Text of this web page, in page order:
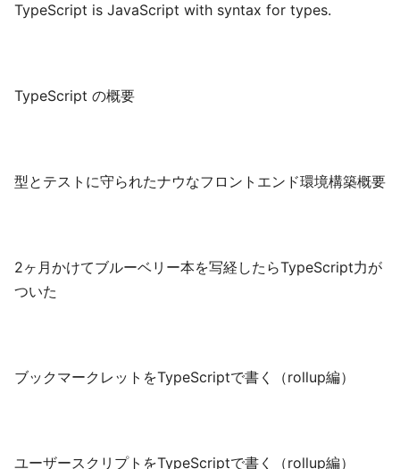
TypeScript is JavaScript with syntax for types.
TypeScript の概要
型とテストに守られたナウなフロントエンド環境構築概要
2ヶ月かけてブルーベリー本を写経したらTypeScript力が
ついた
ブックマークレットをTypeScriptで書く（rollup編）
ユーザースクリプトをTypeScriptで書く（rollup編）